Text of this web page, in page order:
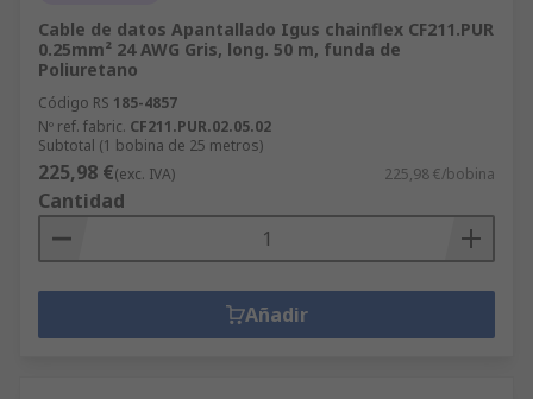
Cable de datos Apantallado Igus chainflex CF211.PUR
0.25mm² 24 AWG Gris, long. 50 m, funda de
Poliuretano
Código RS 185-4857
Nº ref. fabric. CF211.PUR.02.05.02
Subtotal (1 bobina de 25 metros)
225,98 €(exc. IVA) 225,98 €/bobina
Cantidad
Añadir